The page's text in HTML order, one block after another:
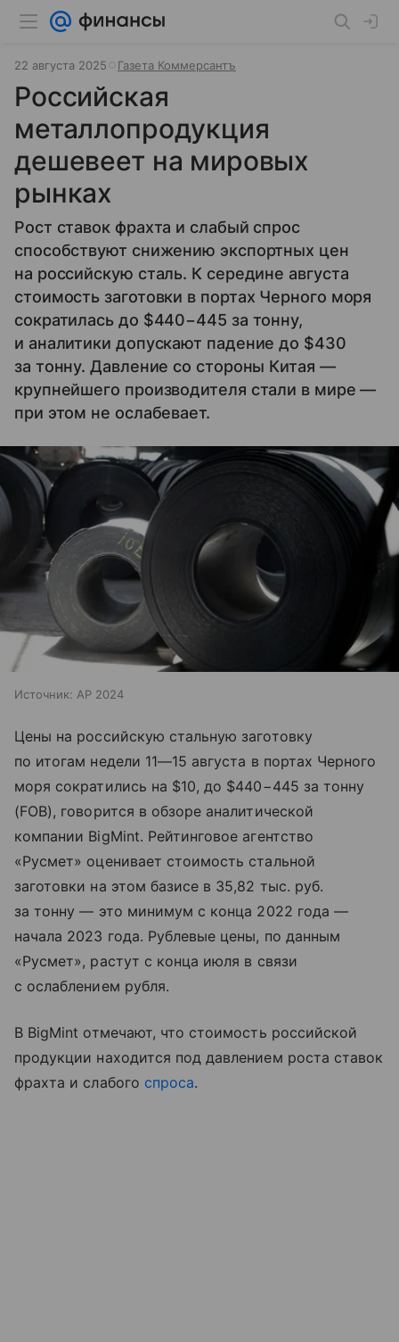
22 августа 2025 Газета Коммерсантъ
Российская
металлопродукция
дешевеет на мировых
рынках
Рост ставок фрахта и слабый спрос
способствуют снижению экспортных цен
на российскую сталь. К середине августа
стоимость заготовки в портах Черного моря
сократилась до $440−445 за тонну,
и аналитики допускают падение до $430
за тонну. Давление со стороны Китая —
крупнейшего производителя стали в мире —
при этом не ослабевает.
Источник: AP 2024
Цены на российскую стальную заготовку
по итогам недели 11—15 августа в портах Черного
моря сократились на $10, до $440−445 за тонну
(FOB), говорится в обзоре аналитической
компании BigMint. Рейтинговое агентство
«Русмет» оценивает стоимость стальной
заготовки на этом базисе в 35,82 тыс. руб.
за тонну — это минимум с конца 2022 года —
начала 2023 года. Рублевые цены, по данным
«Русмет», растут с конца июля в связи
с ослаблением рубля.
В BigMint отмечают, что стоимость российской
продукции находится под давлением роста ставок
фрахта и слабого спроса.